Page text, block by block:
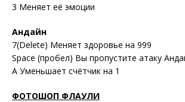
3 Меняет её эмоции
Андайн
7(Delete) Меняет здоровье на 999
Space (пробел) Вы пропустите атаку
A Уменьшает счётчик на 1
ФОТОШОП ФЛАУЛИ